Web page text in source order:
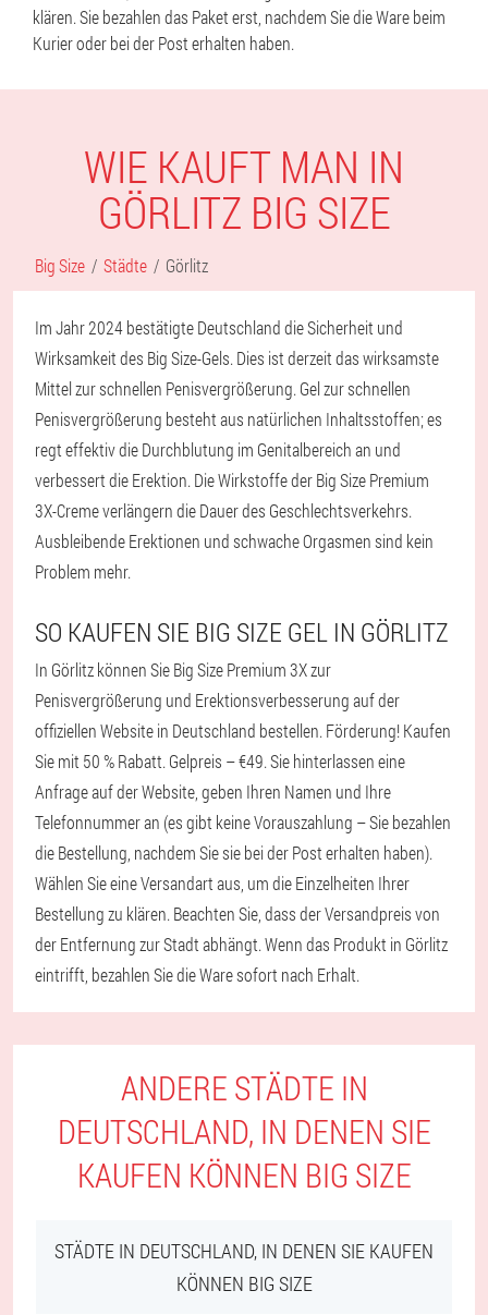
klären. Sie bezahlen das Paket erst, nachdem Sie die Ware beim
Kurier oder bei der Post erhalten haben.
WIE KAUFT MAN IN
GÖRLITZ BIG SIZE
Big Size Städte Görlitz
Im Jahr 2024 bestätigte Deutschland die Sicherheit und
Wirksamkeit des Big Size-Gels. Dies ist derzeit das wirksamste
Mittel zur schnellen Penisvergrößerung. Gel zur schnellen
Penisvergrößerung besteht aus natürlichen Inhaltsstoffen; es
regt effektiv die Durchblutung im Genitalbereich an und
verbessert die Erektion. Die Wirkstoffe der Big Size Premium
3X-Creme verlängern die Dauer des Geschlechtsverkehrs.
Ausbleibende Erektionen und schwache Orgasmen sind kein
Problem mehr.
SO KAUFEN SIE BIG SIZE GEL IN GÖRLITZ
In Görlitz können Sie Big Size Premium 3X zur
Penisvergrößerung und Erektionsverbesserung auf der
offiziellen Website in Deutschland bestellen. Förderung! Kaufen
Sie mit 50 % Rabatt. Gelpreis – €49. Sie hinterlassen eine
Anfrage auf der Website, geben Ihren Namen und Ihre
Telefonnummer an (es gibt keine Vorauszahlung – Sie bezahlen
die Bestellung, nachdem Sie sie bei der Post erhalten haben).
Wählen Sie eine Versandart aus, um die Einzelheiten Ihrer
Bestellung zu klären. Beachten Sie, dass der Versandpreis von
der Entfernung zur Stadt abhängt. Wenn das Produkt in Görlitz
eintrifft, bezahlen Sie die Ware sofort nach Erhalt.
ANDERE STÄDTE IN
DEUTSCHLAND, IN DENEN SIE
KAUFEN KÖNNEN BIG SIZE
STÄDTE IN DEUTSCHLAND, IN DENEN SIE KAUFEN
KÖNNEN BIG SIZE